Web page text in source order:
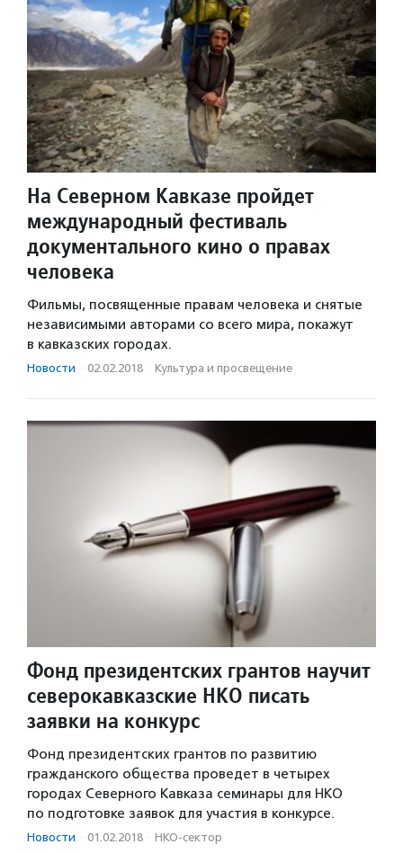
На Северном Кавказе пройдет
международный фестиваль
документального кино о правах
человека
Фильмы, посвященные правам человека и снятые
независимыми авторами со всего мира, покажут
в кавказских городах.
Новости · 02.02.2018 · Культура и просвещение
Фонд президентских грантов научит
северокавказские НКО писать
заявки на конкурс
Фонд президентских грантов по развитию
гражданского общества проведет в четырех
городах Северного Кавказа семинары для НКО
по подготовке заявок для участия в конкурсе.
Новости · 01.02.2018 · НКО-сектор